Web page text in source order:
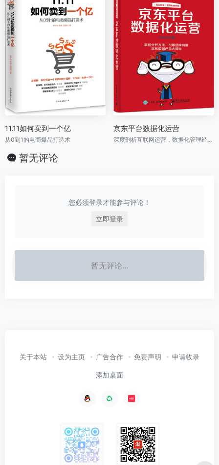
11.11如何卖到一个亿
从0到1的电商爆品打造术
京东平台数据化运营
深度剖析互联网运营，数据化管理经典案例实操干货，解决电商运营难题。掌握电商数据分析方法，引爆品牌销量，京东数据产品大揭秘！
暂无评论
您必须登录才能参与评论！
立即登录
暂无评论...
关于本站 设为主页 广告合作 免责声明 申请收录
添加桌面